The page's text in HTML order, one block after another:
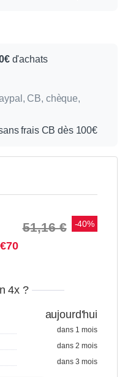
d'achats
CB, chèque,
frais CB dès 100€
51,16 € -40%
€70
4x ?
aujourd'hui
dans 1 mois
dans 2 mois
dans 3 mois